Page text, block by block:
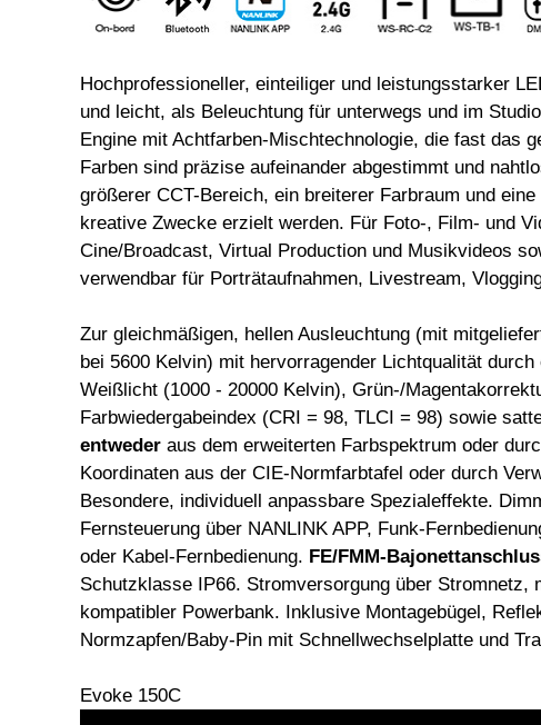
Hochprofessioneller, einteiliger und leistungsstarker
und leicht, als Beleuchtung für unterwegs und im
Engine mit Achtfarben-Mischtechnologie, die fast das
Farben sind präzise aufeinander abgestimmt und
größerer CCT-Bereich, ein breiterer Farbraum und
kreative Zwecke erzielt werden. Für Foto-, Film- und
Cine/Broadcast, Virtual Production und Musikvideos
verwendbar für Porträtaufnahmen, Livestream,
Zur gleichmäßigen, hellen Ausleuchtung (mit
bei 5600 Kelvin) mit hervorragender Lichtqualität
Weißlicht (1000 - 20000 Kelvin), Grün-/
Farbwiedergabeindex (CRI = 98, TLCI = 98) sowie
entweder aus dem erweiterten Farbspektrum oder
Koordinaten aus der CIE-Normfarbtafel oder durch
Besondere, individuell anpassbare Spezialeffekte.
Fernsteuerung über NANLINK APP, Funk-
oder Kabel-Fernbedienung. FE/FMM-
Schutzklasse IP66. Stromversorgung über Stromnetz,
kompatibler Powerbank. Inklusive Montagebügel,
Normzapfen/Baby-Pin mit Schnellwechselplatte und
Evoke 150C